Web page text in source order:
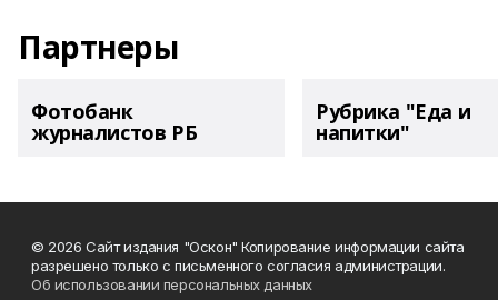
Партнеры
Фотобанк
журналистов РБ
Рубрика "Еда и
напитки"
© 2026 Сайт издания "Оскон" Копирование информации сайта
разрешено только с письменного согласия администрации.
Об использовании персональных данных